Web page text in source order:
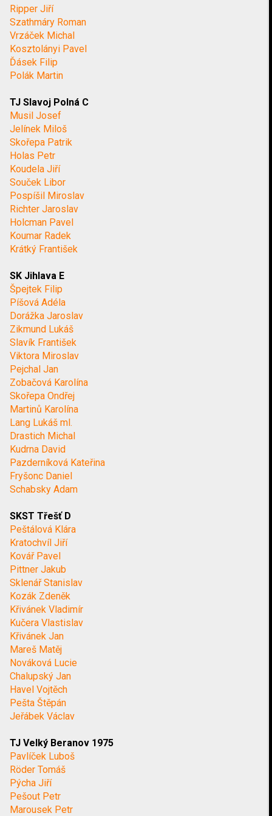
Ripper Jiří
Szathmáry Roman
Vrzáček Michal
Kosztolányi Pavel
Ďásek Filip
Polák Martin
TJ Slavoj Polná C
Musil Josef
Jelínek Miloš
Skořepa Patrik
Holas Petr
Koudela Jiří
Souček Libor
Pospíšil Miroslav
Richter Jaroslav
Holcman Pavel
Koumar Radek
Krátký František
SK Jihlava E
Špejtek Filip
Píšová Adéla
Dorážka Jaroslav
Zikmund Lukáš
Slavík František
Viktora Miroslav
Pejchal Jan
Zobačová Karolína
Skořepa Ondřej
Martinů Karolína
Lang Lukáš ml.
Drastich Michal
Kudrna David
Pazderníková Kateřina
Fryšonc Daniel
Schabsky Adam
SKST Třešť D
Peštálová Klára
Kratochvíl Jiří
Kovář Pavel
Pittner Jakub
Sklenář Stanislav
Kozák Zdeněk
Křivánek Vladimír
Kučera Vlastislav
Křivánek Jan
Mareš Matěj
Nováková Lucie
Chalupský Jan
Havel Vojtěch
Pešta Štěpán
Jeřábek Václav
TJ Velký Beranov 1975
Pavlíček Luboš
Röder Tomáš
Pýcha Jiří
Pešout Petr
Marousek Petr